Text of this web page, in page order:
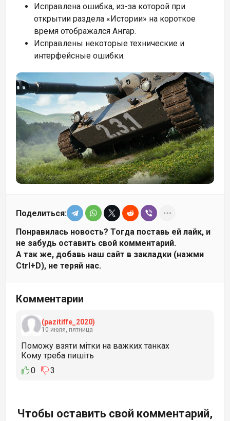
Исправлена ошибка, из-за которой при
открытии раздела «Истории» на короткое
время отображался Ангар.
Исправлены некоторые технические и
интерфейсные ошибки.
Поделиться:
Понравилась новость? Тогда поставь ей лайк, и
не забудь оставить свой комментарий.
А так же, добавь наш сайт в закладки (нажми
Ctrl+D), не теряй нас.
Комментарии
(pazitiffe_2020)
10 июля, пятница
Поможу взяти мітки на важких танках
Кому треба пишіть
0
3
Чтобы оставить свой комментарий,